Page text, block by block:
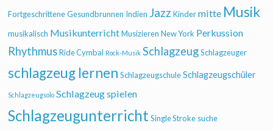
Fortgeschrittene Gesundbrunnen Indien Jazz Kinder mitte Musik
musikalisch Musikunterricht Musizieren New York Perkussion
Rhythmus Ride Cymbal Rock-Musik Schlagzeug Schlagzeuger
schlagzeug lernen Schlagzeugschule Schlagzeugschüler
Schlagzeugsolo Schlagzeug spielen
Schlagzeugunterricht Single Stroke suche